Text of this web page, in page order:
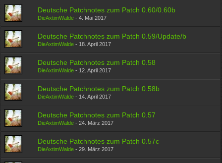
Deutsche Patchnotes zum Patch 0.60/0.60b
DieAxtimWalde -4. Mai 2017
Deutsche Patchnotes zum Patch 0.59/Update/b
DieAxtimWalde - 18. April 2017
Deutsche Patchnotes zum Patch 0.58
DieAxtimWalde - 12. April 2017
Deutsche Patchnotes zum Patch 0.58b
DieAxtimWalde - 14. April 2017
Deutsche Patchnotes zum Patch 0.57
DieAxtimWalde -24. März 2017
Deutsche Patchnotes zum Patch 0.57c
DieAxtimWalde -29. März 2017